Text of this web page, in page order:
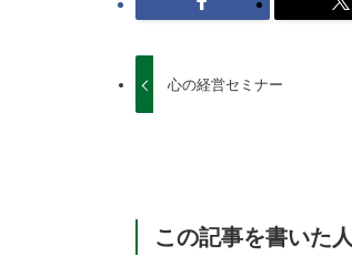
心の経営セミナー
この記事を書いた人